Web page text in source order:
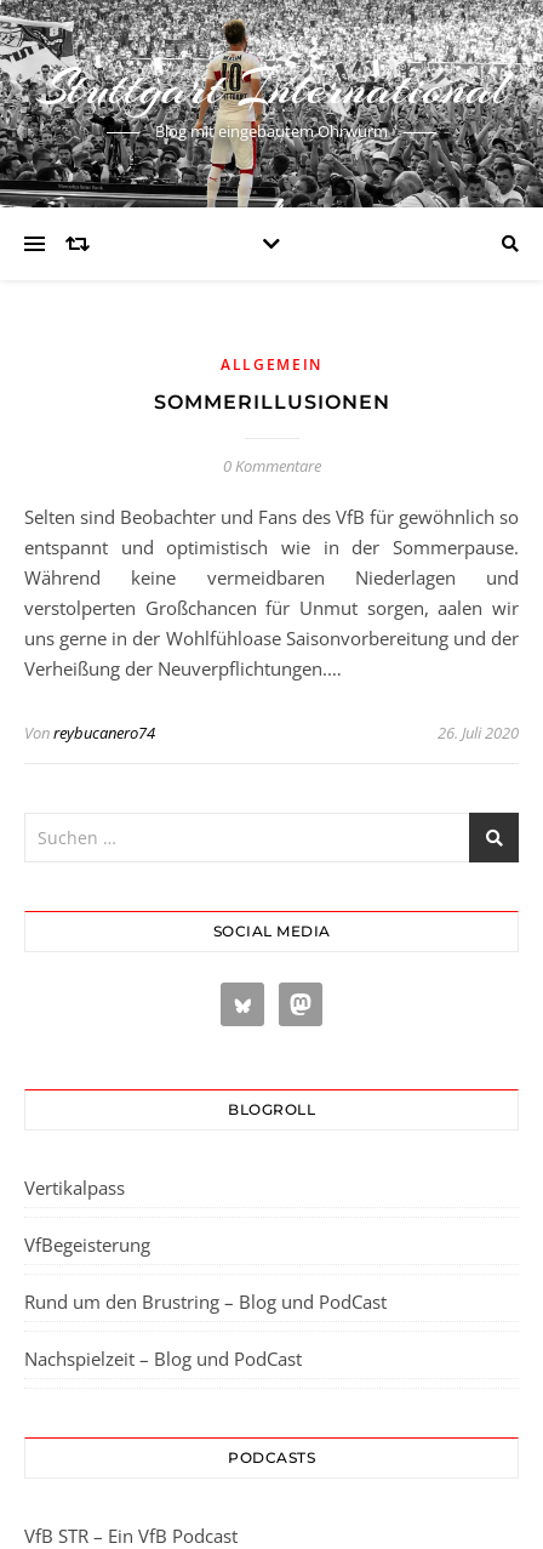
Stuttgart International
Blog mit eingebautem Ohrwurm
ALLGEMEIN
SOMMERILLUSIONEN
0 Kommentare
Selten sind Beobachter und Fans des VfB für gewöhnlich so
entspannt und optimistisch wie in der Sommerpause.
Während keine vermeidbaren Niederlagen und
verstolperten Großchancen für Unmut sorgen, aalen wir
uns gerne in der Wohlfühloase Saisonvorbereitung und der
Verheißung der Neuverpflichtungen.…
Vonreybucanero74 26. Juli 2020
SOCIAL MEDIA
BLOGROLL
Vertikalpass
VfBegeisterung
Rund um den Brustring – Blog und PodCast
Nachspielzeit – Blog und PodCast
PODCASTS
VfB STR – Ein VfB Podcast